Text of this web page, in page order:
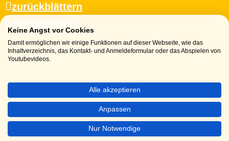
zurückblättern
weiterblättern
Impressum| Datenschutz
Keine Angst vor Cookies
Damit ermöglichen wir einige Funktionen auf dieser Webseite, wie das
Inhaltverzeichnis, das Kontakt- und Anmeldeformular oder das Abspielen von
Youtubevideos.
Alle akzeptieren
Anpassen
Nur Notwendige